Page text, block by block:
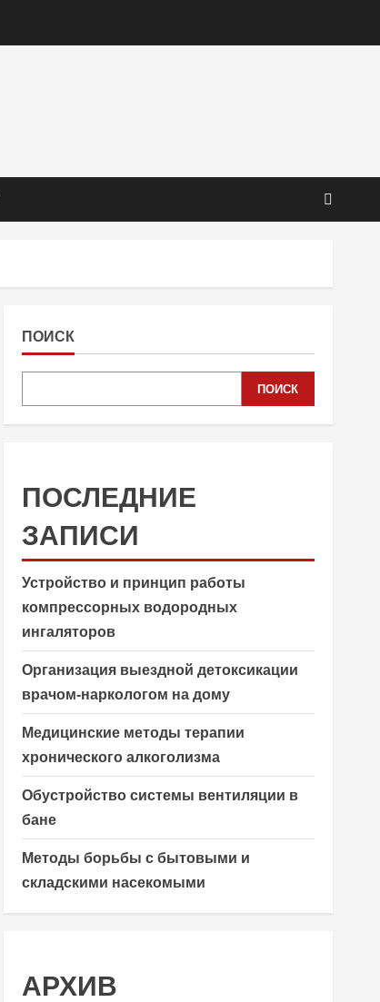
ПОИСК
ПОИСК
ПОСЛЕДНИЕ
ЗАПИСИ
Устройство и принцип работы
компрессорных водородных
ингаляторов
Организация выездной детоксикации
врачом-наркологом на дому
Медицинские методы терапии
хронического алкоголизма
Обустройство системы вентиляции в
бане
Методы борьбы с бытовыми и
складскими насекомыми
АРХИВ